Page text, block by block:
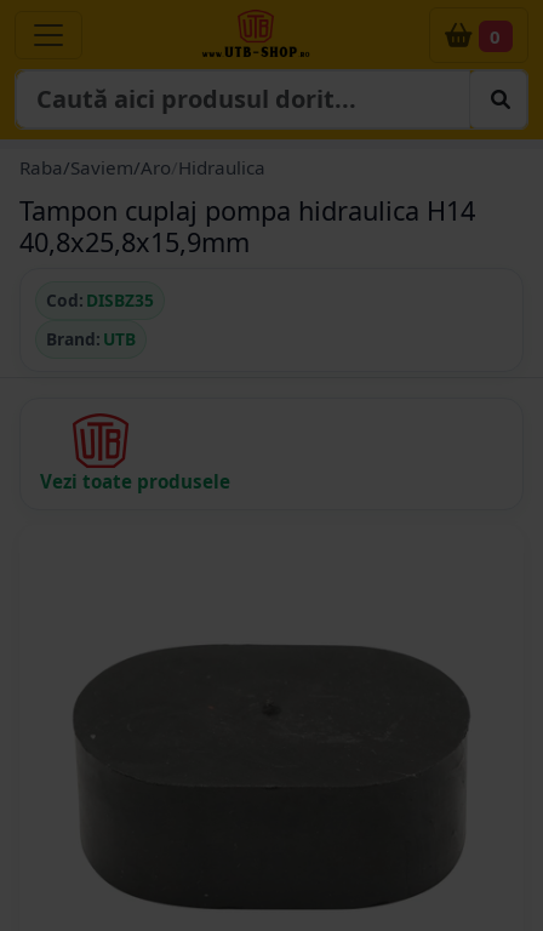
0
Raba/Saviem/Aro Hidraulica
Tampon cuplaj pompa hidraulica H14
40,8x25,8x15,9mm
Cod: DISBZ35
Brand: UTB
Vezi toate produsele